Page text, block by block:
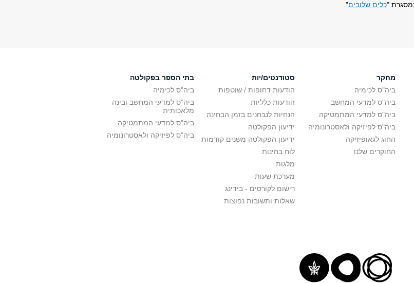
כלים שלובים".
מחקר
ביה"ס לכימיה
ביה"ס למדעי המחשב
ביה"ס למדעי המתמטיקה
ביה"ס לפיזיקה ולאסטרונומיה
החוג לגאופיזיקה
החוקרים שלנו
סטודנטים/יות
הודעות דחופות / שוטפות
הודעות כלליות
הנחיות לנבחנים בזמן הבחינה
ידיעון הפקולטה
ידיעון הפקולטה משנים קודמות
לוח בחינות
מלגות
מערכת שעות
רישום לקורסים - בידינג
שאלות ותשובות נפוצות
בתי הספר בפקולטה
ביה"ס לכימיה
ביה"ס למדעי המחשב ובינה
מלאכותית
ביה"ס למדעי המתמטיקה
ביה"ס לפיזיקה ולאסטרונומיה